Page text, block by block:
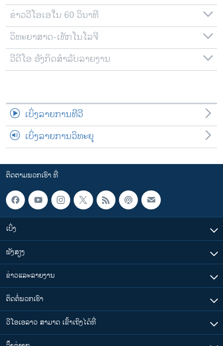
ລາຍງານ
ຕິດຕາມພວກເຮົາ ທີ່
ພາສາຕ່າງໆ
ຂ່າວວີໂອເອໃນ 60 ວິນາທີ
ວິທະຍາສາດ-ເທັກໂນໂລຈີ
ວີດີໂອ ອັງກິດສຳລັບລາຍງານ
ເບິ່ງລາຍການທີວີ
ເບິ່ງລາຍການວິທະຍຸ
ຕິດຕາມພວກເຮົາ ທີ່
ເບິ່ງ
ຟັງສຽງ
ຂ່າວແລະລາຍງານ
ຕິດຕໍ່ພວກເຮົາ
ວີໂອເອລາວ ສາມາດ ເຂົ້າເຖິງໄດ້ທີ່